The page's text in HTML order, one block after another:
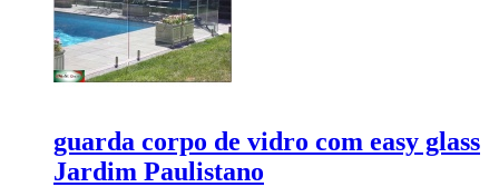
guarda corpo de vidro com easy glass
Jardim Paulistano